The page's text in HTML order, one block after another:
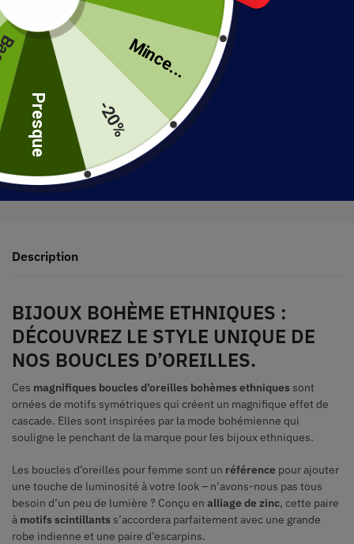
30 jours pour retourner votre produit
Expédié en 48 heures
Description
BIJOUX BOHÈME ETHNIQUES :
DÉCOUVREZ LE STYLE UNIQUE DE
NOS BOUCLES D’OREILLES.
Ces magnifiques boucles d’oreilles bohèmes ethniques sont
ornées de motifs symétriques qui créent un magnifique effet de
cascade. Elles sont inspirées par la mode bohémienne qui
souligne le penchant de la marque pour les bijoux ethniques.
Les boucles d’oreilles pour femme sont un référence pour ajouter
une touche de luminosité à votre look – n’avons-nous pas tous
besoin d’un peu de lumière ? Conçu en alliage de zinc, cette paire
à motifs scintillants s’accordera parfaitement avec une grande
robe indienne et une paire d’escarpins.
Mince...
-20%
Presque